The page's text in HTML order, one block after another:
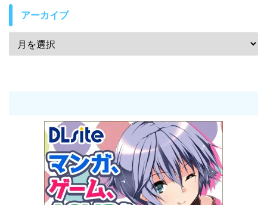
アーカイブ